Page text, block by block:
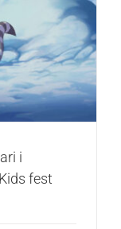
pero“
i
fest